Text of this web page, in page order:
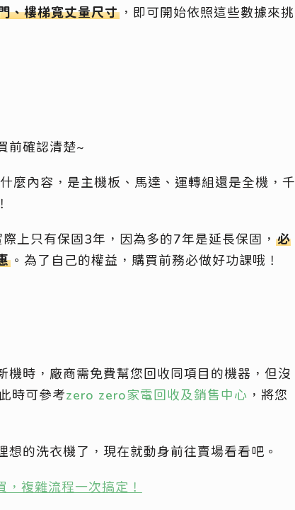
、樓梯寬丈量尺寸，即可開始依照這些數據來挑
前確認清楚~
麼內容，是主機板、馬達、運轉組還是全機，千
上只有保固3年，因為多的7年是延長保固， 必
。為了自己的權益，購買前務必做好功課哦！
時，廠商需免費幫您回收同項目的機器，但沒
時可參考zero zero家電回收及銷售中心 ，將您
的洗衣機了，現在就動身前往賣場看看吧。
，複雜流程一次搞定！